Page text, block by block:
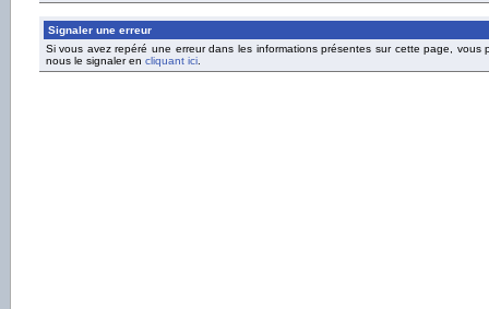
Signaler une erreur
Si vous avez repéré une erreur dans les informations présentes sur cette page, vous
nous le signaler en cliquant ici.